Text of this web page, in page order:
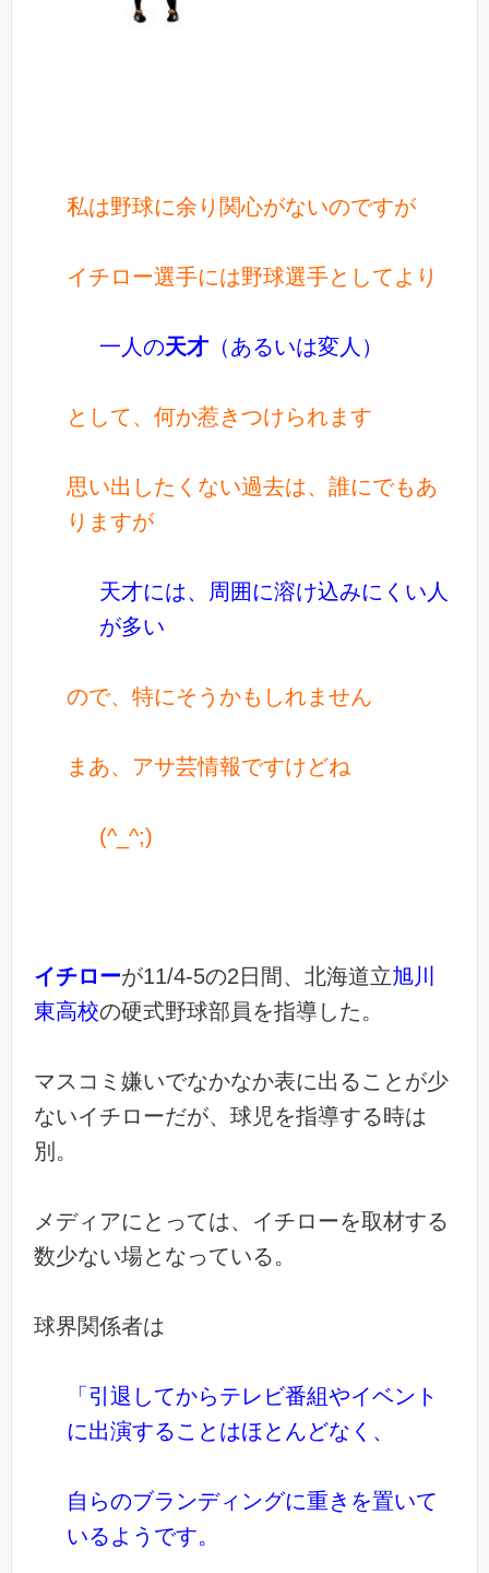
私は野球に余り関心がないのですが
イチロー選手には野球選手としてより
一人の天才 （あるいは変人）
として、何か惹きつけられます
思い出したくない過去は、誰にでもあ
りますが
天才には、周囲に溶け込みにくい人
が多い
ので、特にそうかもしれません
まあ、アサ芸情報ですけどね
(^_^;)
イチローが11/4-5の2日間、北海道立旭川
東高校の硬式野球部員を指導した。
マスコミ嫌いでなかなか表に出ることが少
ないイチローだが、球児を指導する時は
別。
メディアにとっては、イチローを取材する
数少ない場となっている。
球界関係者は
「引退してからテレビ番組やイベント
に出演することはほとんどなく、
自らのブランディングに重きを置いて
いるようです。